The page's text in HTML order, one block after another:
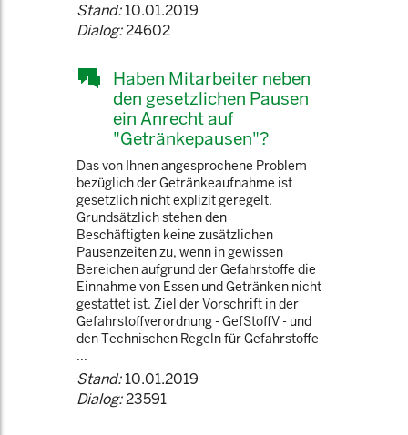
Stand:10.01.2019
Dialog:24602
Haben Mitarbeiter neben
den gesetzlichen Pausen
ein Anrecht auf
"Getränkepausen"?
Das von Ihnen angesprochene Problem
bezüglich der Getränkeaufnahme ist
gesetzlich nicht explizit geregelt.
Grundsätzlich stehen den
Beschäftigten keine zusätzlichen
Pausenzeiten zu, wenn in gewissen
Bereichen aufgrund der Gefahrstoffe die
Einnahme von Essen und Getränken nicht
gestattet ist. Ziel der Vorschrift in der
Gefahrstoffverordnung - GefStoffV - und
den Technischen Regeln für Gefahrstoffe
...
Stand:10.01.2019
Dialog:23591